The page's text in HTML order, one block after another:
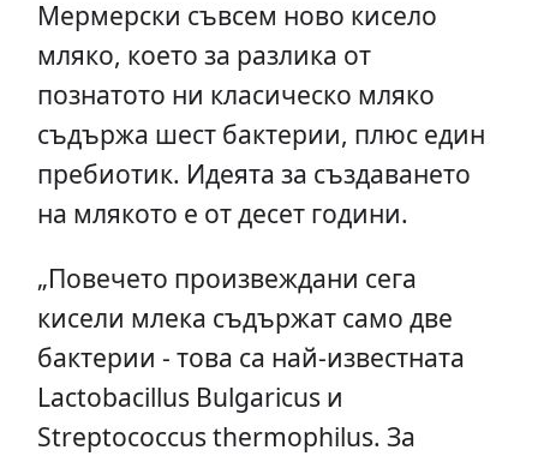
Мермерски съвсем ново кисело
мляко, което за разлика от
познатото ни класическо мляко
съдържа шест бактерии, плюс един
пребиотик. Идеята за създаването
на млякото е от десет години.
„Повечето произвеждани сега
кисели млека съдържат само две
бактерии - това са най-известната
Lactobacillus Bulgaricus и
Streptococcus thermophilus. За